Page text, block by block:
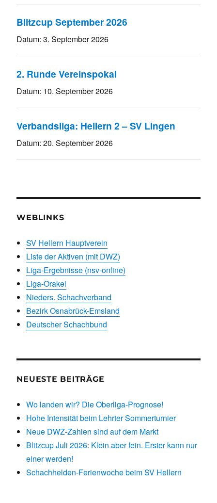
Blitzcup September 2026
Datum:3. September 2026
2. Runde Vereinspokal
Datum: 10. September 2026
Verbandsliga: Hellern 2 – SV Lingen
Datum:20. September 2026
WEBLINKS
SV Hellern Hauptverein
Liste der Aktiven (mit DWZ)
Liga-Ergebnisse (nsv-online)
Liga-Orakel
Nieders. Schachverband
Bezirk Osnabrück-Emsland
Deutscher Schachbund
NEUESTE BEITRÄGE
Wo landen wir? Die Oberliga-Prognose!
Hohe Intensität beim Lehrter Sommerturnier
Neue DWZ-Zahlen sind auf dem Markt
Blitzcup Juli 2026: Klein aber fein. Erster kann nur
einer werden!
Schachhelden-Ferienwoche beim SV Hellern